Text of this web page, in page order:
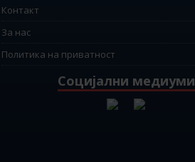
Контакт
За нас
Политика на приватност
Социјални медиуми